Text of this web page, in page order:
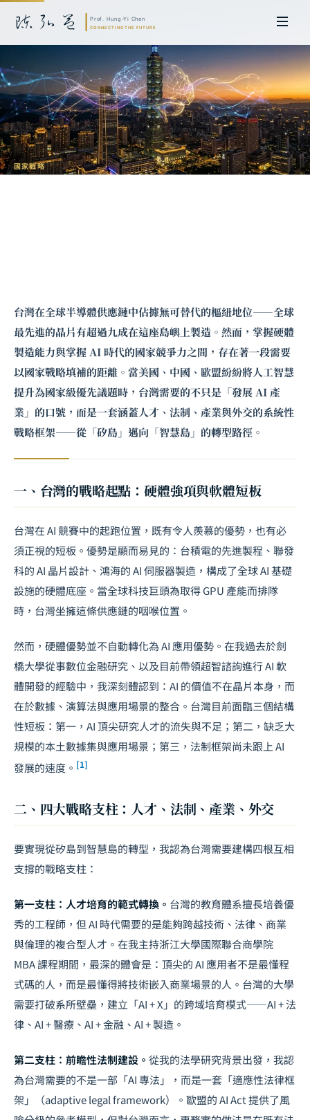
國家戰略
台灣在全球半導體供應鏈中佔據無可替代的樞紐地位——全球
最先進的晶片有超過九成在這座島嶼上製造。然而，掌握硬體
製造能力與掌握 AI 時代的國家競爭力之間，存在著一段需要
以國家戰略填補的距離。當美國、中國、歐盟紛紛將人工智慧
提升為國家級優先議題時，台灣需要的不只是「發展 AI 產
業」的口號，而是一套涵蓋人才、法制、產業與外交的系統性
戰略框架——從「矽島」邁向「智慧島」的轉型路徑。
一、台灣的戰略起點：硬體強項與軟體短板
台灣在 AI 競賽中的起跑位置，既有令人羨慕的優勢，也有必
須正視的短板。優勢是顯而易見的：台積電的先進製程、聯發
科的 AI 晶片設計、鴻海的 AI 伺服器製造，構成了全球 AI 基礎
設施的硬體底座。當全球科技巨頭為取得 GPU 產能而排隊
時，台灣坐擁這條供應鏈的咽喉位置。
然而，硬體優勢並不自動轉化為 AI 應用優勢。在我過去於劍
橋大學從事數位金融研究、以及目前帶領超智諮詢進行 AI 軟
體開發的經驗中，我深刻體認到：AI 的價值不在晶片本身，而
在於數據、演算法與應用場景的整合。台灣目前面臨三個結構
性短板：第一，AI 頂尖研究人才的流失與不足；第二，缺乏大
規模的本土數據集與應用場景；第三，法制框架尚未跟上 AI
發展的速度。 [1]
二、四大戰略支柱：人才、法制、產業、外交
要實現從矽島到智慧島的轉型，我認為台灣需要建構四根互相
支撐的戰略支柱：
第一支柱：人才培育的範式轉換。 台灣的教育體系擅長培養優
秀的工程師，但 AI 時代需要的是能夠跨越技術、法律、商業
與倫理的複合型人才。在我主持浙江大學國際聯合商學院
MBA 課程期間，最深的體會是：頂尖的 AI 應用者不是最懂程
式碼的人，而是最懂得將技術嵌入商業場景的人。台灣的大學
需要打破系所壁壘，建立「AI + X」的跨域培育模式——AI + 法
律、AI + 醫療、AI + 金融、AI + 製造。
第二支柱：前瞻性法制建設。 從我的法學研究背景出發，我認
為台灣需要的不是一部「AI 專法」，而是一套「適應性法律框
架」（adaptive legal framework）。歐盟的 AI Act 提供了風